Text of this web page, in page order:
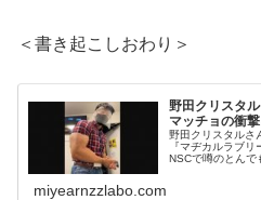
＜書き起こしおわり＞
野田クリスタ
マッチョの衝
野田クリスタルさ
『マヂカルラブ
NSCで噂のとんで
ッチョさんと会
miyearnzzlabo.com